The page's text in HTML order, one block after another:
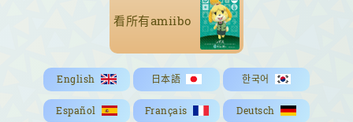
看所有amiibo
English 日本語 한국어
Español Français Deutsch